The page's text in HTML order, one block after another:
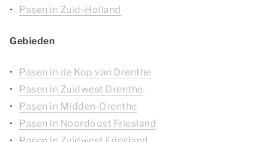
Pasen in Zuid-Holland
Gebieden
Pasen in de Kop van Drenthe
Pasen in Zuidwest Drenthe
Pasen in Midden-Drenthe
Pasen in Noordoost Friesland